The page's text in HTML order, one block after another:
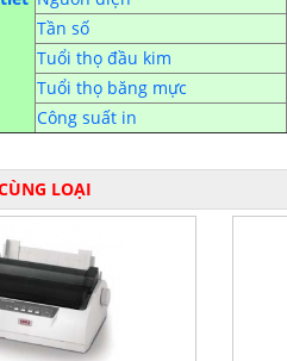
Tần số
Tuổi thọ đầu kim
Tuổi thọ băng mực
Công suất in
LOẠI